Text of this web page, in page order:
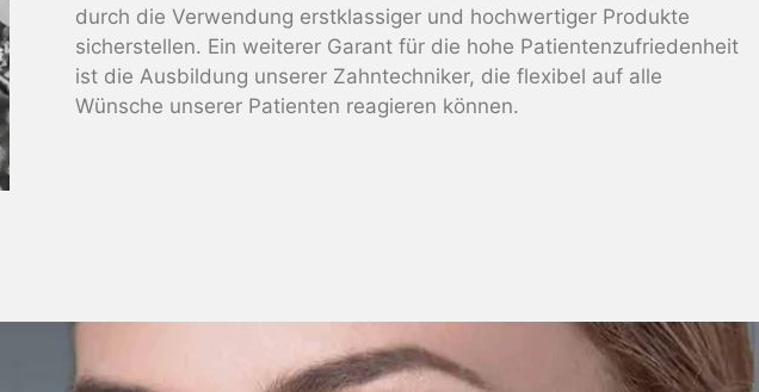
durch die Verwendung erstklassiger und hochwertiger Produkte
sicherstellen. Ein weiterer Garant für die hohe Patientenzufriedenheit
ist die Ausbildung unserer Zahntechniker, die flexibel auf alle
Wünsche unserer Patienten reagieren können.